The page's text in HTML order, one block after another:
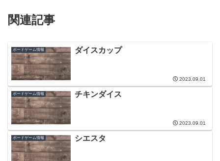
関連記事
ボードゲーム情報 ダイスカップ
2023.09.01
ボードゲーム情報 チキンダイス
2023.09.01
ボードゲーム情報 シエスタ